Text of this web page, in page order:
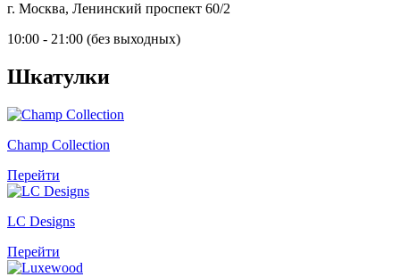
г. Москва, Ленинский проспект 60/2
10:00 - 21:00 (без выходных)
Шкатулки
Champ Collection
Перейти
LC Designs
Перейти